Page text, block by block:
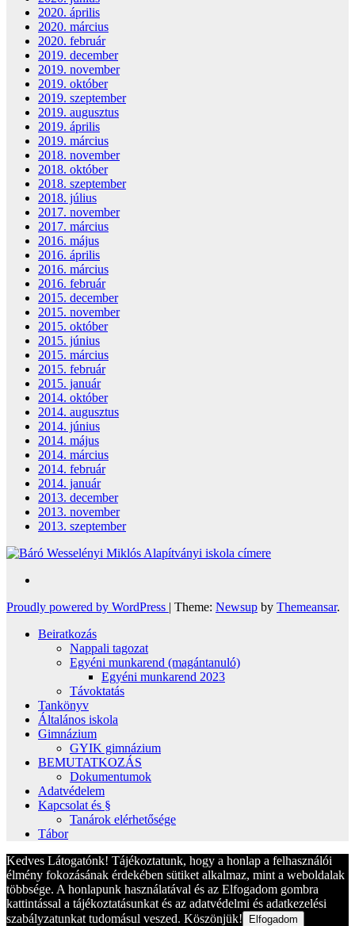
2020. április
2020. március
2020. február
2019. december
2019. november
2019. október
2019. szeptember
2019. augusztus
2019. április
2019. március
2018. november
2018. október
2018. szeptember
2018. július
2017. november
2017. március
2016. május
2016. április
2016. március
2016. február
2015. december
2015. november
2015. október
2015. június
2015. március
2015. február
2015. január
2014. október
2014. augusztus
2014. június
2014. május
2014. március
2014. február
2014. január
2013. december
2013. november
2013. szeptember
Proudly powered by WordPress | Theme: Newsup by Themeansar.
Beiratkozás
Nappali tagozat
Egyéni munkarend (magántanuló)
Egyéni munkarend 2023
Távoktatás
Tankönyv
Általános iskola
Gimnázium
GYIK gimnázium
BEMUTATKOZÁS
Dokumentumok
Adatvédelem
Kapcsolat és §
Tanárok elérhetősége
Tábor
Kedves Látogatónk! Tájékoztatunk, hogy a honlap a felhasználói
élmény fokozásának érdekében sütiket alkalmaz, mint a weboldalak
többsége. A honlapunk használatával és az Elfogadom gombra
kattintással a tájékoztatásunkat és az adatvédelmi és adatkezelési
szabályzatunkat tudomásul veszed. Köszönjük!
Elfogadom